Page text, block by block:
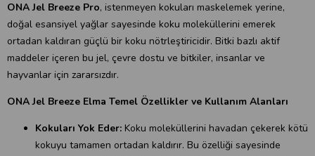
ONA Jel Breeze Pro, istenmeyen kokuları maskelemek yerine,
doğal esansiyel yağlar sayesinde koku moleküllerini emerek
ortadan kaldıran güçlü bir koku nötrleştiricidir. Bitki bazlı aktif
maddeler içeren bu jel, çevre dostu ve bitkiler, insanlar ve
hayvanlar için zararsızdır.
ONA Jel Breeze Elma Temel Özellikler ve Kullanım Alanları
Kokuları Yok Eder: Koku moleküllerini havadan çekerek kötü
kokuyu tamamen ortadan kaldırır. Bu özelliği sayesinde